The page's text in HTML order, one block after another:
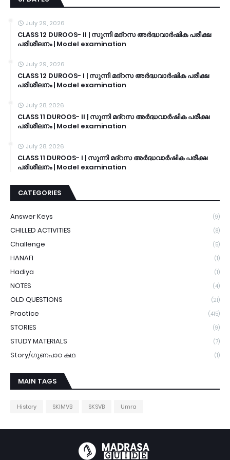
July 29, 2026
CLASS 12 DUROOS- II | സുന്നി മദ്റസ അർദ്ധവാർഷിക പരീക്ഷ
പരിശീലനം | Model examination
July 29, 2026
CLASS 12 DUROOS- I | സുന്നി മദ്റസ അർദ്ധവാർഷിക പരീക്ഷ
പരിശീലനം | Model examination
July 28, 2026
CLASS 11 DUROOS- II | സുന്നി മദ്റസ അർദ്ധവാർഷിക പരീക്ഷ
പരിശീലനം | Model examination
July 28, 2026
CLASS 11 DUROOS- I | സുന്നി മദ്റസ അർദ്ധവാർഷിക പരീക്ഷ
പരിശീലനം | Model examination
CATEGORIES
Answer Keys (9)
CHILLED ACTIVITIES (8)
Challenge (5)
HANAFI (1)
Hadiya (1)
NOTES (4)
OLD QUESTIONS (21)
Practice (415)
STORIES (9)
STUDY MATERIALS (7)
Story/ഗുണപാഠ കഥ (1)
MAIN TAGS
History SKIMVB SKSVB Umra